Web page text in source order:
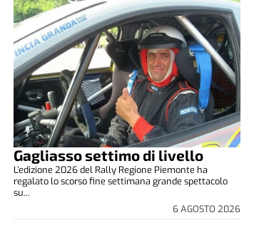
Gagliasso settimo di livello
6 AGOSTO 2026
L’edizione 2026 del Rally Regione Piemonte ha
regalato lo scorso fine settimana grande spettacolo
su...